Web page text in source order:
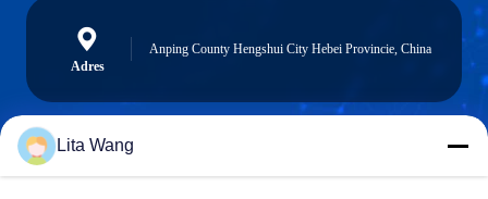
Adres
Anping County Hengshui City Hebei Provincie, China
lita@screenmeshnet.com
Lita Wang